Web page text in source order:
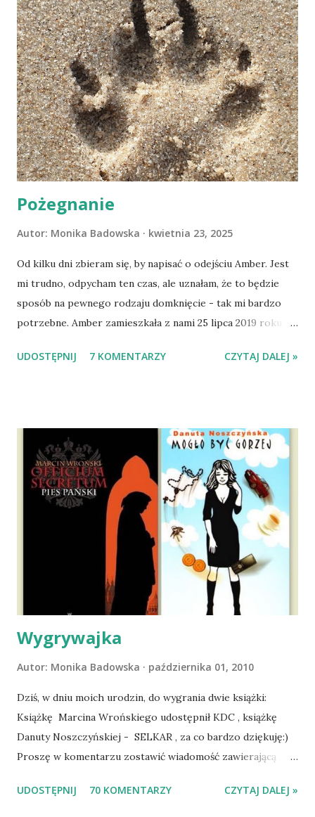
Pożegnanie
Autor: Monika Badowska kwietnia 23, 2025
Od kilku dni zbieram się, by napisać o odejściu Amber. Jest
mi trudno, odpycham ten czas, ale uznałam, że to będzie
sposób na pewnego rodzaju domknięcie - tak mi bardzo
potrzebne. Amber zamieszkała z nami 25 lipca 2019 roku.
Mazowieckim, pojechaliśmy na wizytę zapoznawczą, a kilka
wspólnego życia przeczytacie TUTAJ i TUTAJ . Gdy już
nieco okrzepliśmy w codzienności z psem, a Amber - z
ludźmi i kotami, pojawił się pomysł na wspólny jesienny
wyjazd w Beskid Niski. Zanim to jednak się stało psica miała
atak padaczki, co spowodowało, że wyjazd odwołaliśmy,
wdrożyliśmy leczenie i od nowa zaczęliśmy oswajać z nami i
wspólnym życiem zdezorientowanego chorobą psa. Udało
się ustabilizować zawirowania zdrowotne i wówczas
zaczęliśmy się cieszyć sobą wzajemnie już na 100%.
Dopier...
UDOSTĘPNIJ 7 KOMENTARZY CZYTAJ DALEJ »
Wygrywajka
Autor: Monika Badowska października 01, 2010
Dziś, w dniu moich urodzin, do wygrania dwie książki:
Książkę Marcina Wrońskiego udostępnił KDC , książkę
Danuty Noszczyńskiej - SELKAR , za co bardzo dziękuję:)
Proszę w komentarzu zostawić wiadomość zawierającą
Losowanie odbędzie się w niedzielę o 8:00. Zapraszam
UDOSTĘPNIJ 70 KOMENTARZY CZYTAJ DALEJ »